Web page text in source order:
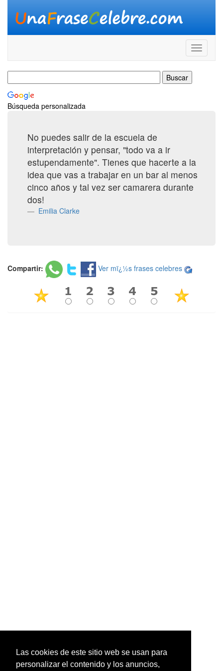
Las cookies de este sitio web se usan para
personalizar el contenido y los anuncios,
Búsqueda personalizada
No puedes salir de la escuela de
interpretación y pensar, "todo va a ir
estupendamente". Tienes que hacerte a la
idea que vas a trabajar en un bar al menos
cinco años y tal vez ser camarera durante
dos!
Emilia Clarke
Compartir: Ver mï¿½s frases celebres